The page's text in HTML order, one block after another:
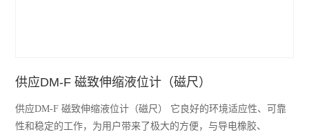
供应DM-F 磁致伸缩液位计（磁尺）
供应DM-F 磁致伸缩液位计（磁尺） 它良好的环境适应性、可靠
性和稳定的工作，为用户带来了极大的方便，与导电橡胶、